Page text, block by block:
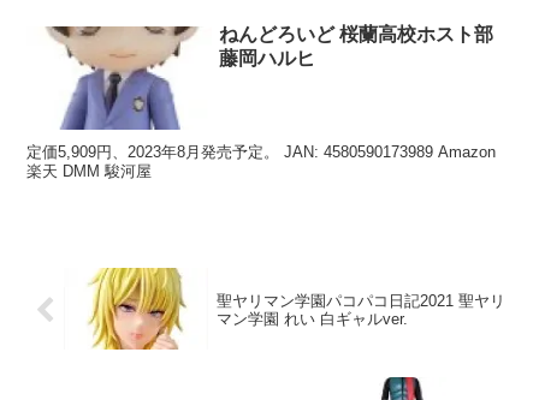
ねんどろいど 桜蘭高校ホスト部
藤岡ハルヒ
定価5,909円、2023年8月発売予定。 JAN: 4580590173989 Amazon
楽天 DMM 駿河屋
聖ヤリマン学園パコパコ日記2021 聖ヤリ
マン学園 れい 白ギャルver.